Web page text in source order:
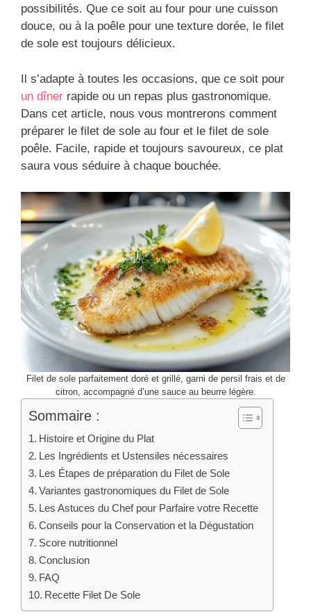
possibilités. Que ce soit au four pour une cuisson
douce, ou à la poêle pour une texture dorée, le filet
de sole est toujours délicieux.
Il s’adapte à toutes les occasions, que ce soit pour
un dîner rapide ou un repas plus gastronomique.
Dans cet article, nous vous montrerons comment
préparer le filet de sole au four et le filet de sole
poêle. Facile, rapide et toujours savoureux, ce plat
saura vous séduire à chaque bouchée.
Filet de sole parfaitement doré et grillé, garni de persil frais et de
citron, accompagné d’une sauce au beurre légère.
Sommaire :
Histoire et Origine du Plat
Les Ingrédients et Ustensiles nécessaires
Les Étapes de préparation du Filet de Sole
Variantes gastronomiques du Filet de Sole
Les Astuces du Chef pour Parfaire votre Recette
Conseils pour la Conservation et la Dégustation
Score nutritionnel
Conclusion
FAQ
Recette Filet De Sole